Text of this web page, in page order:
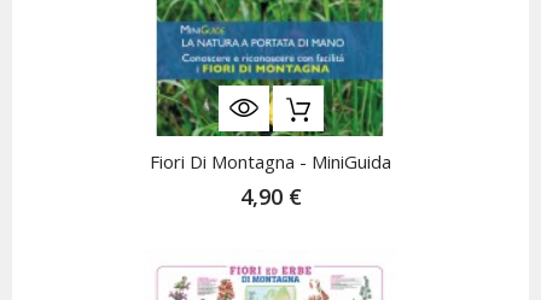
Fiori Di Montagna - MiniGuida
4,90 €